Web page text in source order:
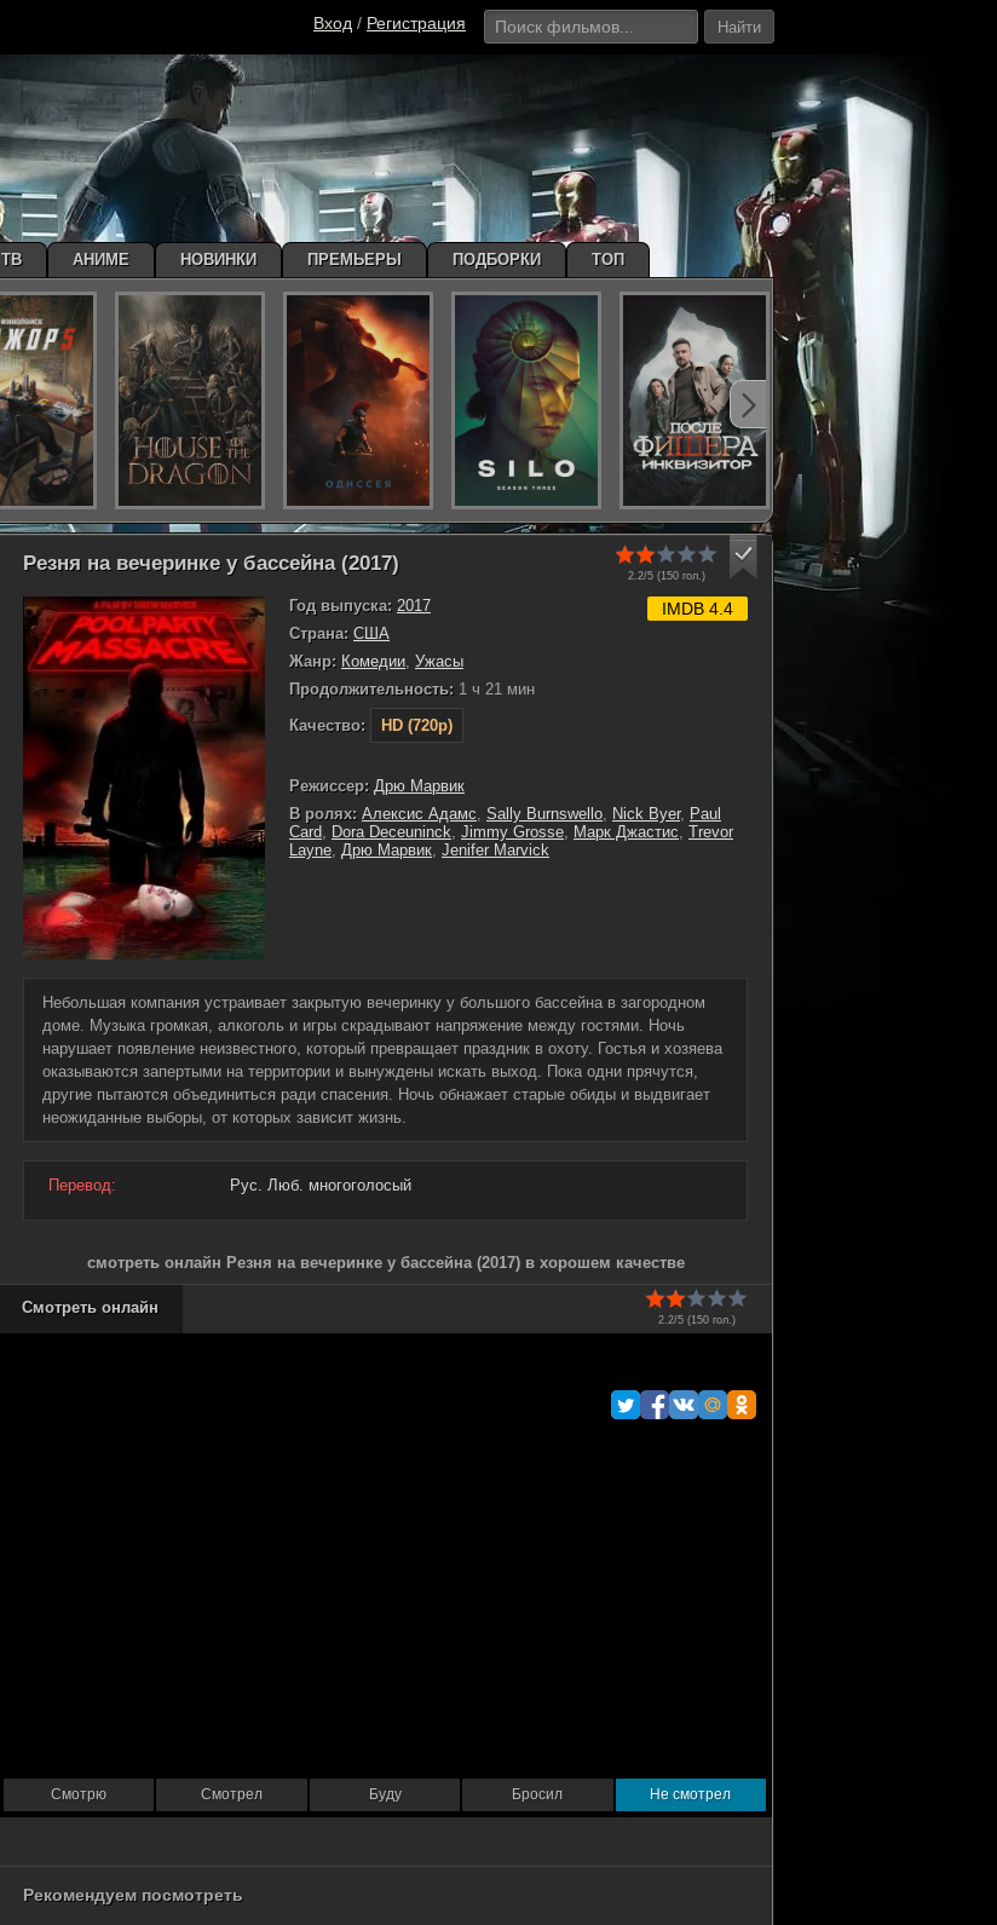
Вход / Регистрация Найти
Резня на вечеринке у бассейна (2017)
2.2/5 (150гол.)
Год выпуска: 2017
Страна: США
Жанр: Комедии, Ужасы
Продолжительность: 1 ч 21 мин
Качество:
HD (720p)
IMDB 4.4
Режиссер: Дрю Марвик
В ролях: Алексис Адамс, Sally Burnswello, Nick Byer, Paul
Card, Dora Deceuninck, Jimmy Grosse, Марк Джастис, Trevor
Layne, Дрю Марвик, Jenifer Marvick
Небольшая компания устраивает закрытую вечеринку у большого бассейна в загородном
доме. Музыка громкая, алкоголь и игры скрадывают напряжение между гостями. Ночь
нарушает появление неизвестного, который превращает праздник в охоту. Гостья и хозяева
оказываются запертыми на территории и вынуждены искать выход. Пока одни прячутся,
другие пытаются объединиться ради спасения. Ночь обнажает старые обиды и выдвигает
неожиданные выборы, от которых зависит жизнь.
Перевод: Рус. Люб. многоголосый
смотреть онлайн Резня на вечеринке у бассейна (2017) в хорошем качестве
2.2/5 (150гол.)
Смотреть онлайн
Смотрю Смотрел Буду Бросил Не смотрел
Рекомендуем посмотреть
ТВ АНИМЕ НОВИНКИ ПРЕМЬЕРЫ ПОДБОРКИ ТОП